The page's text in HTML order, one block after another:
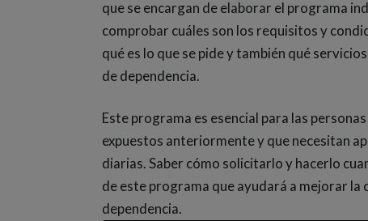
que se encargan de elaborar el programa
comprobar cuáles son los requisitos y
qué es lo que se pide y también qué
de dependencia.
Este programa es esencial para las
expuestos anteriormente y que necesitan
diarias. Saber cómo solicitarlo y hacerlo
de este programa que ayudará a mejorar la
dependencia.